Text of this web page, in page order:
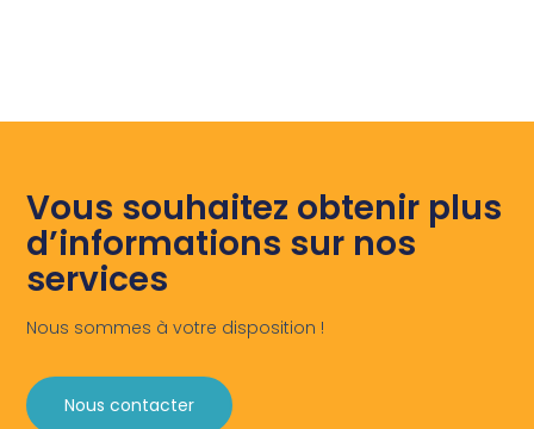
Vous souhaitez obtenir plus
d’informations sur nos
services
Nous sommes à votre disposition !
Nous contacter